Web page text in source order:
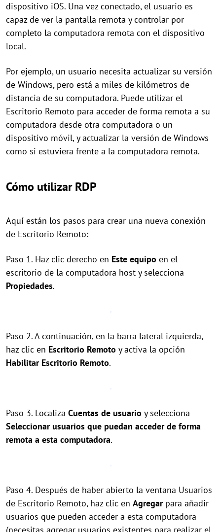
dispositivo iOS. Una vez conectado, el usuario es
capaz de ver la pantalla remota y controlar por
completo la computadora remota con el dispositivo
local.
Por ejemplo, un usuario necesita actualizar su versión
de Windows, pero está a miles de kilómetros de
distancia de su computadora. Puede utilizar el
Escritorio Remoto para acceder de forma remota a su
computadora desde otra computadora o un
dispositivo móvil, y actualizar la versión de Windows
como si estuviera frente a la computadora remota.
Cómo utilizar RDP
Aquí están los pasos para crear una nueva conexión
de Escritorio Remoto:
Paso 1. Haz clic derecho en Este equipo en el
escritorio de la computadora host y selecciona
Propiedades.
Paso 2. A continuación, en la barra lateral izquierda,
haz clic en Escritorio Remoto y activa la opción
Habilitar Escritorio Remoto.
Paso 3. Localiza Cuentas de usuario y selecciona
Seleccionar usuarios que puedan acceder de forma
remota a esta computadora.
Paso 4. Después de haber abierto la ventana Usuarios
de Escritorio Remoto, haz clic en Agregarpara añadir
usuarios que pueden acceder a esta computadora